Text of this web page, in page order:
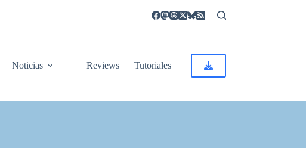
Noticias Reviews Tutoriales